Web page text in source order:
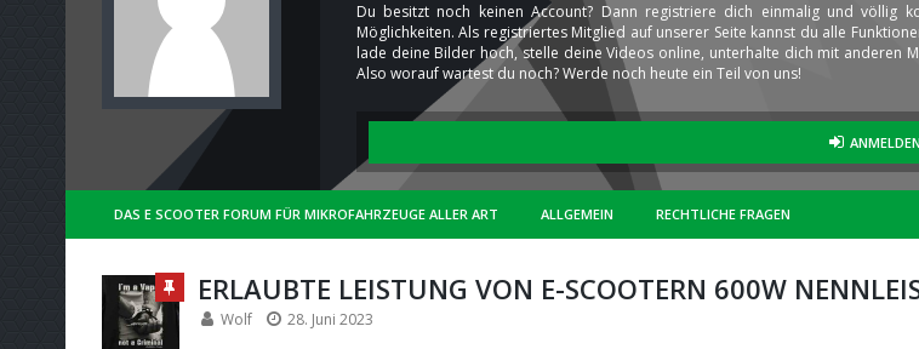
Du besitzt noch keinen Account? Dann registriere dich einmalig und völlig
Möglichkeiten. Als registriertes Mitglied auf unserer Seite kannst du alle
lade deine Bilder hoch, stelle deine Videos online, unterhalte dich mit anderen
Also worauf wartest du noch? Werde noch heute ein Teil von uns!
DAS E SCOOTER FORUM FÜR MIKROFAHRZEUGE ALLER ART ALLGEMEIN RECHTLICHE FRAGEN
ERLAUBTE LEISTUNG VON E-SCOOTERN 600W
Wolf 28. Juni 2023